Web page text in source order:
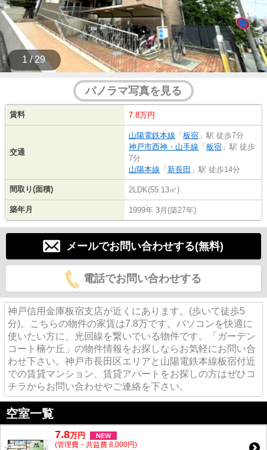
1 / 29
パノラマ写真を見る
賃料 7.8万円
交通
山陽電鉄本線 「 板宿 」駅 徒歩7分
神戸市西神・山手線 「 板宿 」駅 徒歩
7分
山陽本線 「 新長田 」駅 徒歩14分
間取り(面積) 2LDK(55.13㎡)
築年月 1999年 3月(築27年)
メールでお問い合わせする(無料)
電話でお問い合わせする
神戸信用金庫板宿支店が近くにあります。(歩いて徒歩5
分)。こちらの物件の家賃は7.8万です。パソコンを快適に
使いたい方に、光回線を繋いでいる物件です。「ガーデン
コート楠ケ丘」の物件情報をお探しならお気軽にお問い合
わせ下さい。神戸市長田区エリアと山陽電鉄本線板宿付近
での賃貸マンション、賃貸アパートをお探しの方はぜひコ
チラからお問い合わせやご連絡を下さい。
空室一覧
7.8万円 NEW
(管理費・共益費 8,000円)